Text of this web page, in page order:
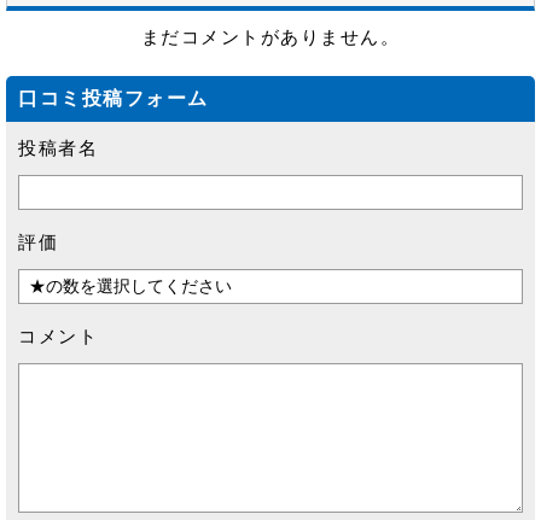
まだコメントがありません。
口コミ投稿フォーム
コメント
評価
投稿者名